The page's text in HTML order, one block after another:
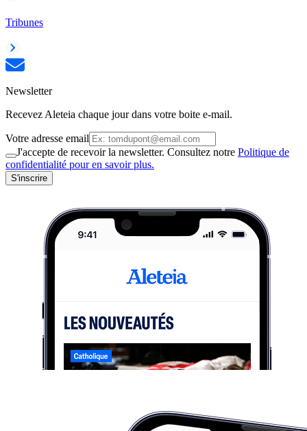
Tribunes
Newsletter
Recevez Aleteia chaque jour dans votre boite e-mail.
Votre adresse email
J'accepte de recevoir la newsletter. Consultez notre Politique de
confidentialité pour en savoir plus.
S'inscrire